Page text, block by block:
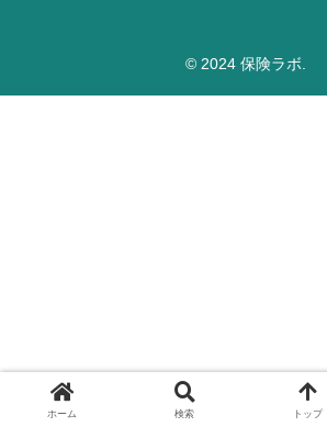
© 2024 保険ラボ.
ホーム 検索 トップ